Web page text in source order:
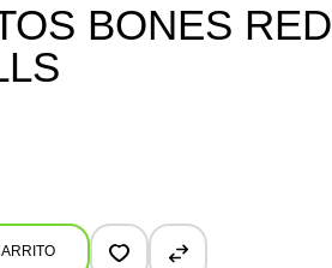
BONES RED
Balls quantity